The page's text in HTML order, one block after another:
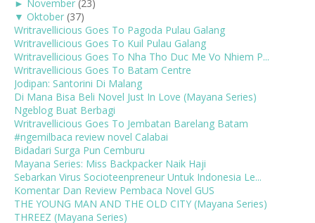
► November (23)
▼ Oktober (37)
Writravellicious Goes To Pagoda Pulau Galang
Writravellicious Goes To Kuil Pulau Galang
Writravellicious Goes To Nha Tho Duc Me Vo Nhiem P...
Writravellicious Goes To Batam Centre
Jodipan: Santorini Di Malang
Di Mana Bisa Beli Novel Just In Love (Mayana Series)
Ngeblog Buat Berbagi
Writravellicious Goes To Jembatan Barelang Batam
#ngemilbaca review novel Calabai
Bidadari Surga Pun Cemburu
Mayana Series: Miss Backpacker Naik Haji
Sebarkan Virus Socioteenpreneur Untuk Indonesia Le...
Komentar Dan Review Pembaca Novel GUS
THE YOUNG MAN AND THE OLD CITY (Mayana Series)
THREEZ (Mayana Series)